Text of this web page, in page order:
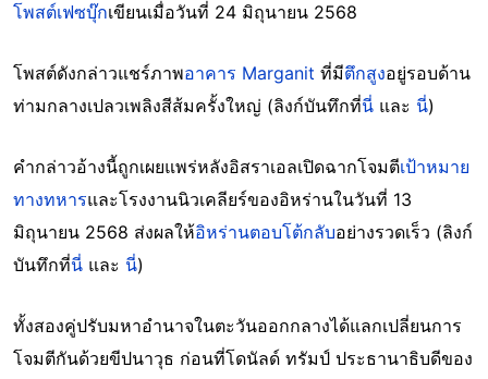
โพสต์เฟซบุ๊กเขียนเมื่อวันที่ 24 มิถุนายน 2568
โพสต์ดังกล่าวแชร์ภาพอาคาร Marganit ที่มีตึกสูงอยู่รอบด้าน
ท่ามกลางเปลวเพลิงสีส้มครั้งใหญ่ (ลิงก์บันทึกที่นี่ และ นี่)
คำกล่าวอ้างนี้ถูกเผยแพร่หลังอิสราเอลเปิดฉากโจมตีเป้าหมาย
ทางทหารและโรงงานนิวเคลียร์ของอิหร่านในวันที่ 13
มิถุนายน 2568 ส่งผลให้อิหร่านตอบโต้กลับอย่างรวดเร็ว (ลิงก์
บันทึกที่นี่ และ นี่)
ทั้งสองคู่ปรับมหาอำนาจในตะวันออกกลางได้แลกเปลี่ยนการ
โจมตีกันด้วยขีปนาวุธ ก่อนที่โดนัลด์ ทรัมป์ ประธานาธิบดีของ